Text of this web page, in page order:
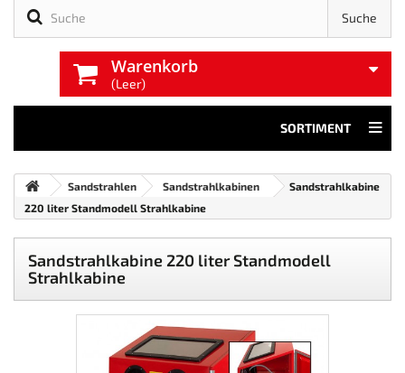
Suche
Warenkorb
(Leer)
SORTIMENT
Sandstrahlen Sandstrahlkabinen
Sandstrahlkabine
220 liter Standmodell Strahlkabine
Sandstrahlkabine 220 liter Standmodell
Strahlkabine